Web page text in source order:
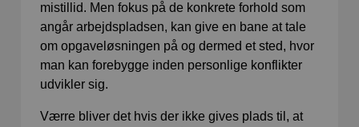
mistillid. Men fokus på de konkrete forhold som
angår arbejdspladsen, kan give en bane at tale
om opgaveløsningen på og dermed et sted, hvor
man kan forebygge inden personlige konflikter
udvikler sig.
Værre bliver det hvis der ikke gives plads til, at